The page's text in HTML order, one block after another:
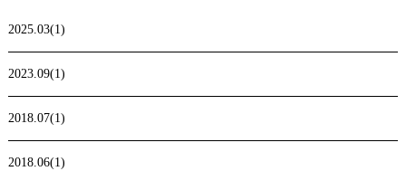
2025.03(1)
2023.09(1)
2018.07(1)
2018.06(1)